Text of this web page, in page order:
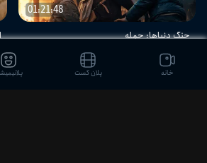
01:21:48
جنگ دنیاها: حمله
اکشن - علمی-تخیلی - هیجان‌انگیز
خانه پلان کست